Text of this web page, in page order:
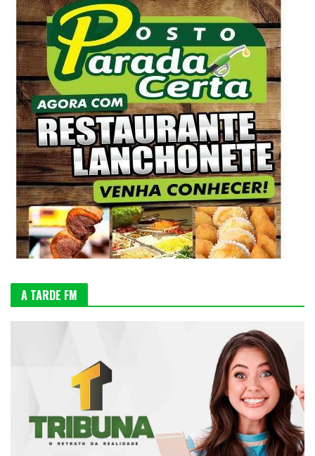
A TARDE FM